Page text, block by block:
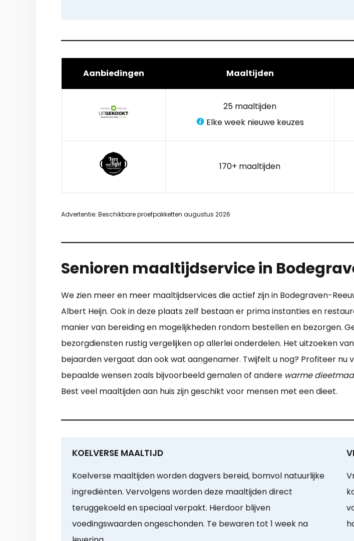
Aanbiedingen Maaltijden
25 maaltijden
Elke week nieuwe keuzes
170+ maaltijden
Advertentie: Beschikbare proefpakketten augustus 2026
Senioren maaltijdservice in
We zien meer en meer maaltijdservices die actief zijn in Bodegraven-
Albert Heijn. Ook in deze plaats zelf bestaan er prima instanties en
manier van bereiding en mogelijkheden rondom bestellen en bezorgen.
bezorgdiensten rustig vergelijken op allerlei onderdelen. Het uitzoeken
bejaarden vergaat dan ook wat aangenamer. Twijfelt u nog? Profiteer
bepaalde wensen zoals bijvoorbeeld gemalen of andere warme
Best veel maaltijden aan huis zijn geschikt voor mensen met een dieet.
KOELVERSE MAALTIJD
Koelverse maaltijden worden dagvers bereid, bomvol natuurlijke
ingrediënten. Vervolgens worden deze maaltijden direct
teruggekoeld en speciaal verpakt. Hierdoor blijven
voedingswaarden ongeschonden. Te bewaren tot 1 week na